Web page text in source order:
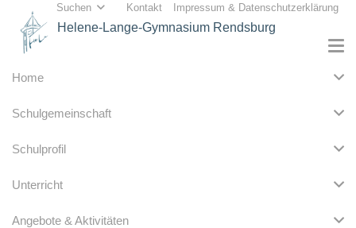
Suchen Kontakt Impressum & Datenschutzerklärung
Helene-Lange-Gymnasium Rendsburg
Home
Schulgemeinschaft
Schulprofil
Unterricht
Angebote & Aktivitäten
Vorlesewettbewerb 6. Klassen